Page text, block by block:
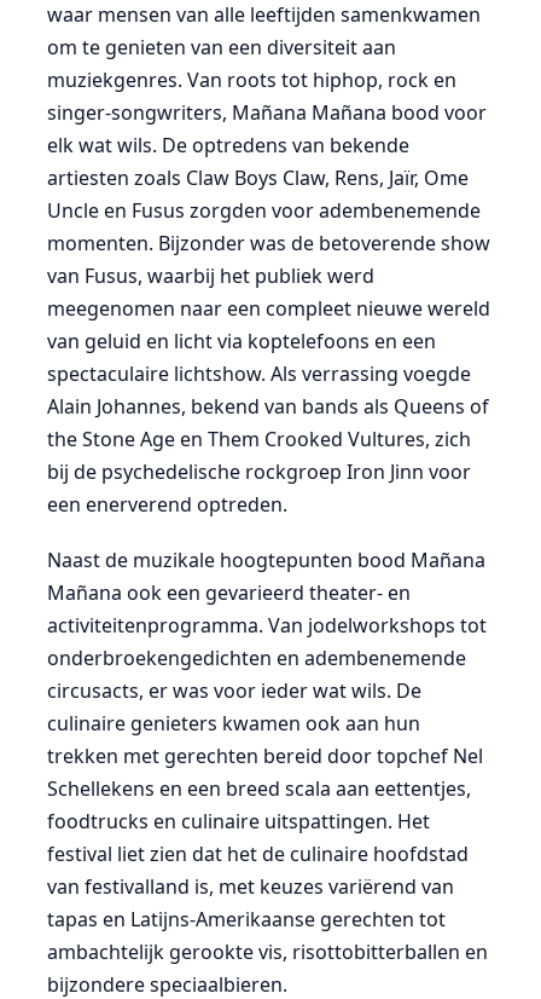
waar mensen van alle leeftijden samenkwamen
om te genieten van een diversiteit aan
muziekgenres. Van roots tot hiphop, rock en
singer-songwriters, Mañana Mañana bood voor
elk wat wils. De optredens van bekende
artiesten zoals Claw Boys Claw, Rens, Jaïr, Ome
Uncle en Fusus zorgden voor adembenemende
momenten. Bijzonder was de betoverende show
van Fusus, waarbij het publiek werd
meegenomen naar een compleet nieuwe wereld
van geluid en licht via koptelefoons en een
spectaculaire lichtshow. Als verrassing voegde
Alain Johannes, bekend van bands als Queens of
the Stone Age en Them Crooked Vultures, zich
bij de psychedelische rockgroep Iron Jinn voor
een enerverend optreden.
Naast de muzikale hoogtepunten bood Mañana
Mañana ook een gevarieerd theater- en
activiteitenprogramma. Van jodelworkshops tot
onderbroekengedichten en adembenemende
circusacts, er was voor ieder wat wils. De
culinaire genieters kwamen ook aan hun
trekken met gerechten bereid door topchef Nel
Schellekens en een breed scala aan eettentjes,
foodtrucks en culinaire uitspattingen. Het
festival liet zien dat het de culinaire hoofdstad
van festivalland is, met keuzes variërend van
tapas en Latijns-Amerikaanse gerechten tot
ambachtelijk gerookte vis, risottobitterballen en
bijzondere speciaalbieren.